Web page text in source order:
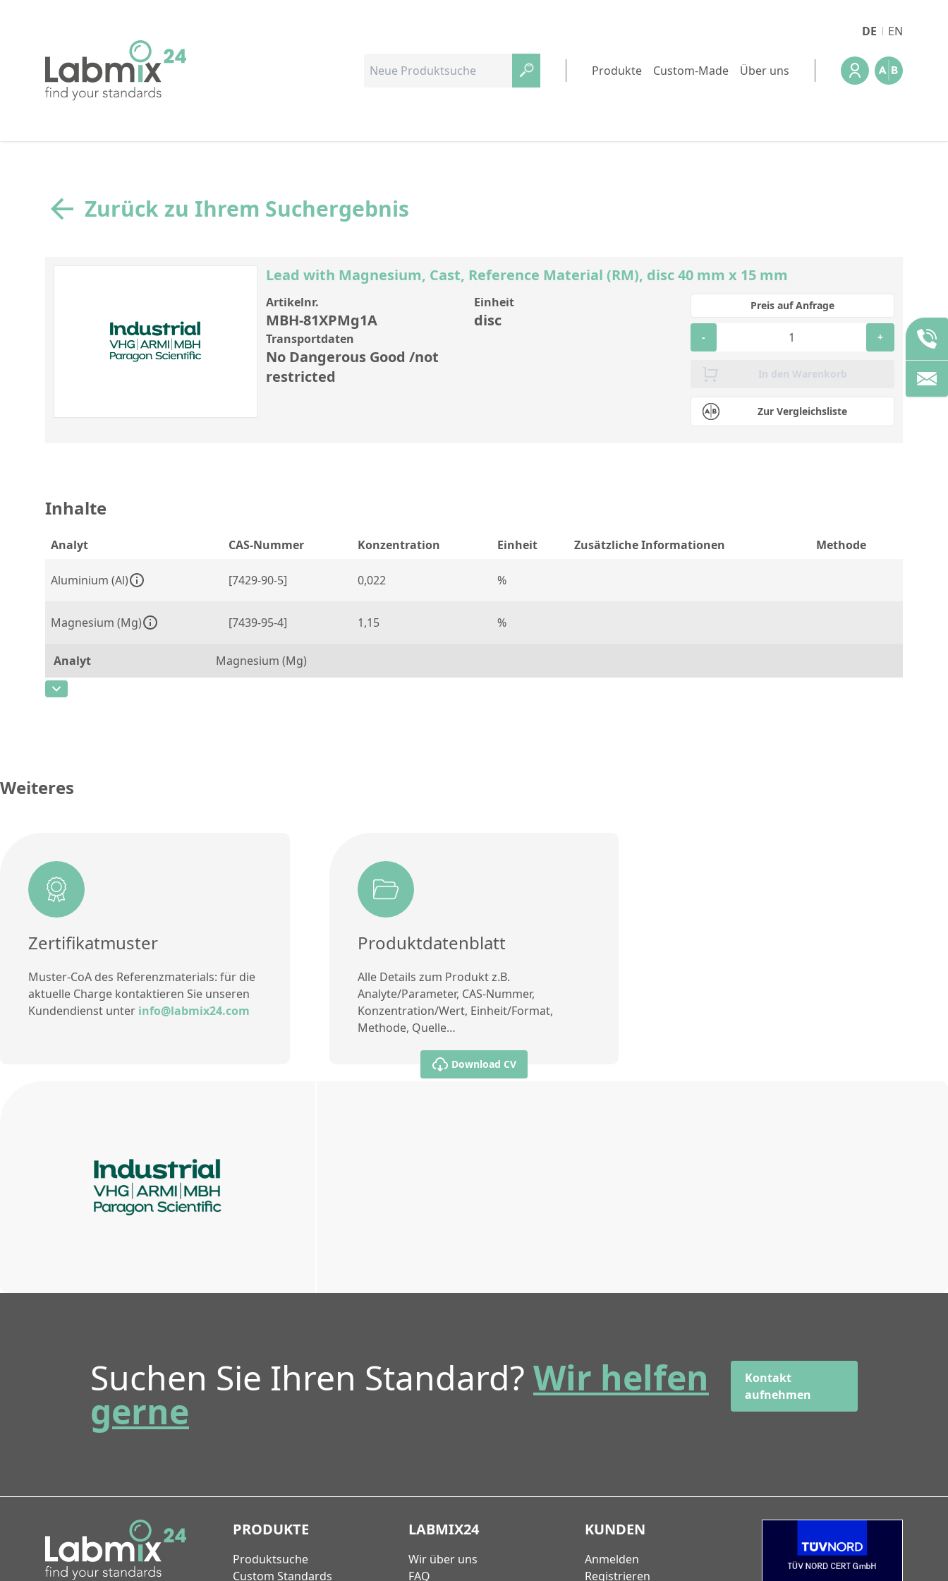
DE EN
Produkte Custom-Made Über uns
Zurück zu Ihrem Suchergebnis
Lead with Magnesium, Cast, Reference Material (RM), disc 40 mm x 15 mm
Artikelnr.
MBH-81XPMg1A
Einheit
disc
Transportdaten
No Dangerous Good /not
restricted
Zur Vergleichsliste
Preis auf Anfrage
- +
In den Warenkorb
Inhalte
Analyt CAS-Nummer Konzentration Einheit Zusätzliche Informationen Methode
Aluminium (Al) [7429-90-5] 0,022 %
Magnesium (Mg) [7439-95-4] 1,15 %
Analyt
Magnesium (Mg)
CAS-Nummer
Weiteres
Zertifikatmuster
Muster-CoA des Referenzmaterials: für die
aktuelle Charge kontaktieren Sie unseren
Kundendienst unter info@labmix24.com
Produktdatenblatt
Alle Details zum Produkt z.B.
Analyte/Parameter, CAS-Nummer,
Konzentration/Wert, Einheit/Format,
Methode, Quelle…
Download CV
Suchen Sie Ihren Standard? Wir helfen
gerne
Kontakt
aufnehmen
PRODUKTE
Produktsuche
Custom Standards
LABMIX24
Wir über uns
FAQ
KUNDEN
Anmelden
Registrieren